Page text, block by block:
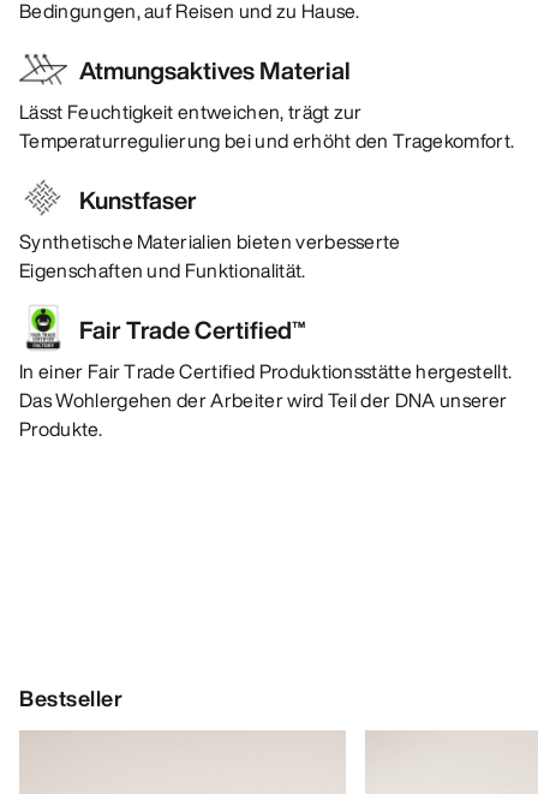
Bedingungen, auf Reisen und zu Hause.
Atmungsaktives Material
Lässt Feuchtigkeit entweichen, trägt zur
Temperaturregulierung bei und erhöht den Tragekomfort.
Kunstfaser
Synthetische Materialien bieten verbesserte
Eigenschaften und Funktionalität.
Fair Trade Certified™
In einer Fair Trade Certified Produktionsstätte hergestellt.
Das Wohlergehen der Arbeiter wird Teil der DNA unserer
Produkte.
Bestseller